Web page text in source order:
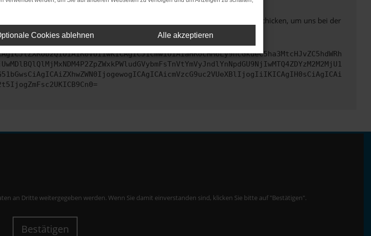
werden versuchen, das Problem zu beheben. Du kannst uns diesen Text schicken, um uns bei der
an Dritte weitergegeben werden. Wenn Sie damit einverstanden sind, klicken Sie bitte auf "Bestätigen".
Bestätigen
Cookies ablehnen Alle akzeptieren